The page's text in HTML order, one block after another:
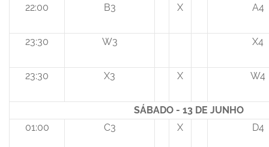
22:00 B3 X A4
23:30 W3 X4
23:30 X3 X W4
SÁBADO - 13 DE JUNHO
01:00
C3 X D4